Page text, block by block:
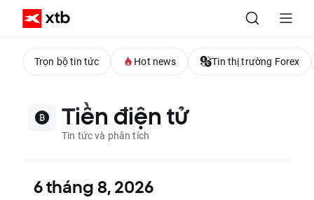
Trọn bộ tin tức Hot news Tin thị trường Forex
Tiền điện tử
Tin tức và phân tích
6 tháng 8, 2026